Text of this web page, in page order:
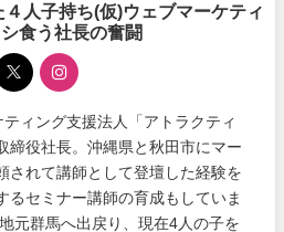
人子持ち(仮)ウェブマーケティ
食う社長の奮闘
ィング支援法人「アトラクティ
締役社長。沖縄県と秋田市にマー
されて講師として登壇した経験を
るセミナー講師の育成もしていま
元群馬へ出戻り、現在4人の子を